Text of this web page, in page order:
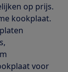
op prijs.
kookplaat.
voor